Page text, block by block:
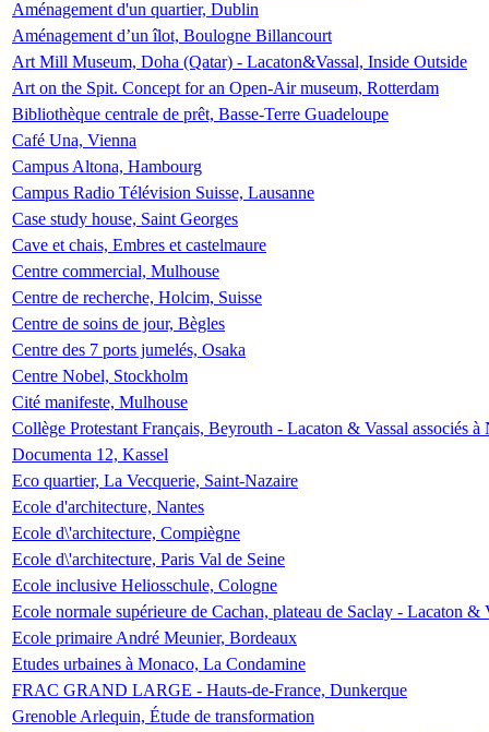
Aménagement d'un quartier, Dublin
Aménagement d’un îlot, Boulogne Billancourt
Art Mill Museum, Doha (Qatar) - Lacaton&Vassal, Inside Outside
Art on the Spit. Concept for an Open-Air museum, Rotterdam
Bibliothèque centrale de prêt, Basse-Terre Guadeloupe
Café Una, Vienna
Campus Altona, Hambourg
Campus Radio Télévision Suisse, Lausanne
Case study house, Saint Georges
Cave et chais, Embres et castelmaure
Centre commercial, Mulhouse
Centre de recherche, Holcim, Suisse
Centre de soins de jour, Bègles
Centre des 7 ports jumelés, Osaka
Centre Nobel, Stockholm
Cité manifeste, Mulhouse
Collège Protestant Français, Beyrouth - Lacaton & Vassal associés
Documenta 12, Kassel
Eco quartier, La Vecquerie, Saint-Nazaire
Ecole d'architecture, Nantes
Ecole d\'architecture, Compiègne
Ecole d\'architecture, Paris Val de Seine
Ecole inclusive Heliosschule, Cologne
Ecole normale supérieure de Cachan, plateau de Saclay - Lacaton &
Ecole primaire André Meunier, Bordeaux
Etudes urbaines à Monaco, La Condamine
FRAC GRAND LARGE - Hauts-de-France, Dunkerque
Grenoble Arlequin, Étude de transformation